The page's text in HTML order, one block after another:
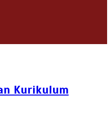
Kurikulum